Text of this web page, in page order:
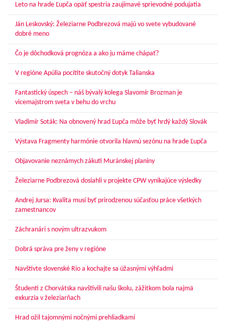
Leto na hrade Ľupča opäť spestria zaujímavé sprievodné podujatia
Ján Leskovský: Železiarne Podbrezová majú vo svete vybudované
dobré meno
Čo je dôchodková prognóza a ako ju máme chápať?
V regióne Apúlia pocítite skutočný dotyk Talianska
Fantastický úspech – náš bývalý kolega Slavomír Brozman je
vicemajstrom sveta v behu do vrchu
Vladimír Soták: Na obnovený hrad Ľupča môže byť hrdý každý Slovák
Výstava Fragmenty harmónie otvorila hlavnú sezónu na hrade Ľupča
Objavovanie neznámych zákutí Muránskej planiny
Železiarne Podbrezová dosiahli v projekte CPW vynikajúce výsledky
Andrej Jursa: Kvalita musí byť prirodzenou súčasťou práce všetkých
zamestnancov
Záchranári s novým ultrazvukom
Dobrá správa pre ženy v regióne
Navštívte slovenské Rio a kochajte sa úžasnými výhľadmi
Študenti z Chorvátska navštívili našu školu, zážitkom bola najmä
exkurzia v železiarňach
Hrad ožil tajomnými nočnými prehliadkami